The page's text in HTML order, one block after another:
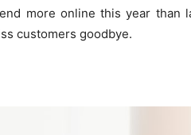
more online this year than
customers goodbye.